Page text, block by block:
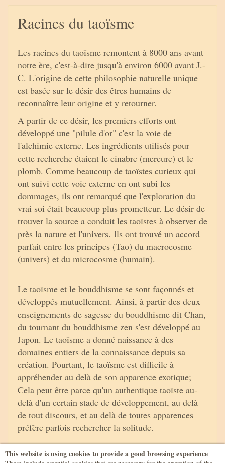
Racines du taoïsme
Les racines du taoïsme remontent à 8000 ans avant
notre ère, c'est-à-dire jusqu'à environ 6000 avant J.-
C. L'origine de cette philosophie naturelle unique
est basée sur le désir des êtres humains de
reconnaître leur origine et y retourner.
A partir de ce désir, les premiers efforts ont
développé une "pilule d'or" c'est la voie de
l'alchimie externe. Les ingrédients utilisés pour
cette recherche étaient le cinabre (mercure) et le
plomb. Comme beaucoup de taoïstes curieux qui
ont suivi cette voie externe en ont subi les
dommages, ils ont remarqué que l'exploration du
vrai soi était beaucoup plus prometteur. Le désir de
trouver la source a conduit les taoïstes à observer de
près la nature et l'univers. Ils ont trouvé un accord
parfait entre les principes (Tao) du macrocosme
(univers) et du microcosme (humain).
Le taoïsme et le bouddhisme se sont façonnés et
développés mutuellement. Ainsi, à partir des deux
enseignements de sagesse du bouddhisme dit Chan,
du tournant du bouddhisme zen s'est développé au
Japon. Le taoïsme a donné naissance à des
domaines entiers de la connaissance depuis sa
création. Pourtant, le taoïsme est difficile à
appréhender au delà de son apparence exotique;
Cela peut être parce qu'un authentique taoïste au-
delà d'un certain stade de développement, au delà
de tout discours, et au delà de toutes apparences
préfère parfois rechercher la solitude.
This website is using cookies to provide a good browsing experience